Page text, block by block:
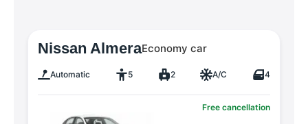
Nissan AlmeraEconomy car
Automatic 5 2 A/C 4
Free cancellation